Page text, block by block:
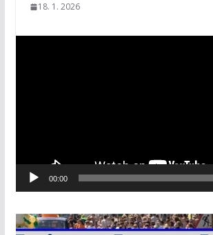
18. 1. 2026
e
á
00:00